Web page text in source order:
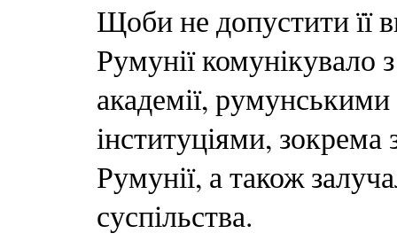
Щоби не допустити її
Румунії комунікувало
академії,
інституціями,
Румунії, а також
суспільства.